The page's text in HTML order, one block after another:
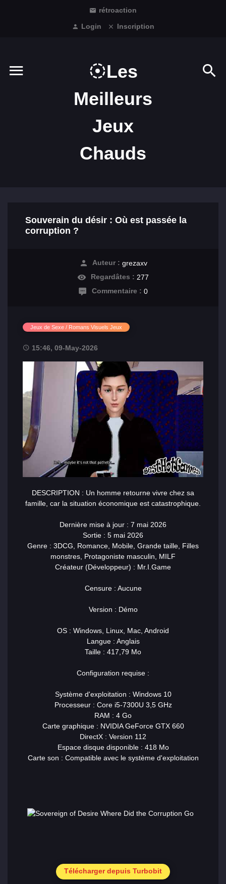
rétroaction
Login
Inscription
Les
Meilleurs
Jeux
Chauds
Souverain du désir : Où est passée la
corruption ?
Auteur : grezaxv
Regardâtes : 277
Commentaire : 0
Jeux de Sexe / Romans Visuels Jeux
15:46, 09-May-2026
DESCRIPTION : Un homme retourne vivre chez sa
famille, car la situation économique est catastrophique.
Dernière mise à jour : 7 mai 2026
Sortie : 5 mai 2026
Genre : 3DCG, Romance, Mobile, Grande taille, Filles
monstres, Protagoniste masculin, MILF
Créateur (Développeur) : Mr.I.Game
Censure : Aucune
Version : Démo
OS : Windows, Linux, Mac, Android
Langue : Anglais
Taille : 417,79 Mo
Configuration requise :
Système d'exploitation : Windows 10
Processeur : Core i5-7300U 3,5 GHz
RAM : 4 Go
Carte graphique : NVIDIA GeForce GTX 660
DirectX : Version 112
Espace disque disponible : 418 Mo
Carte son : Compatible avec le système d'exploitation
Télécharger depuis Turbobit